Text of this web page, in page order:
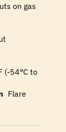
on gas
(-54°C to
Flare